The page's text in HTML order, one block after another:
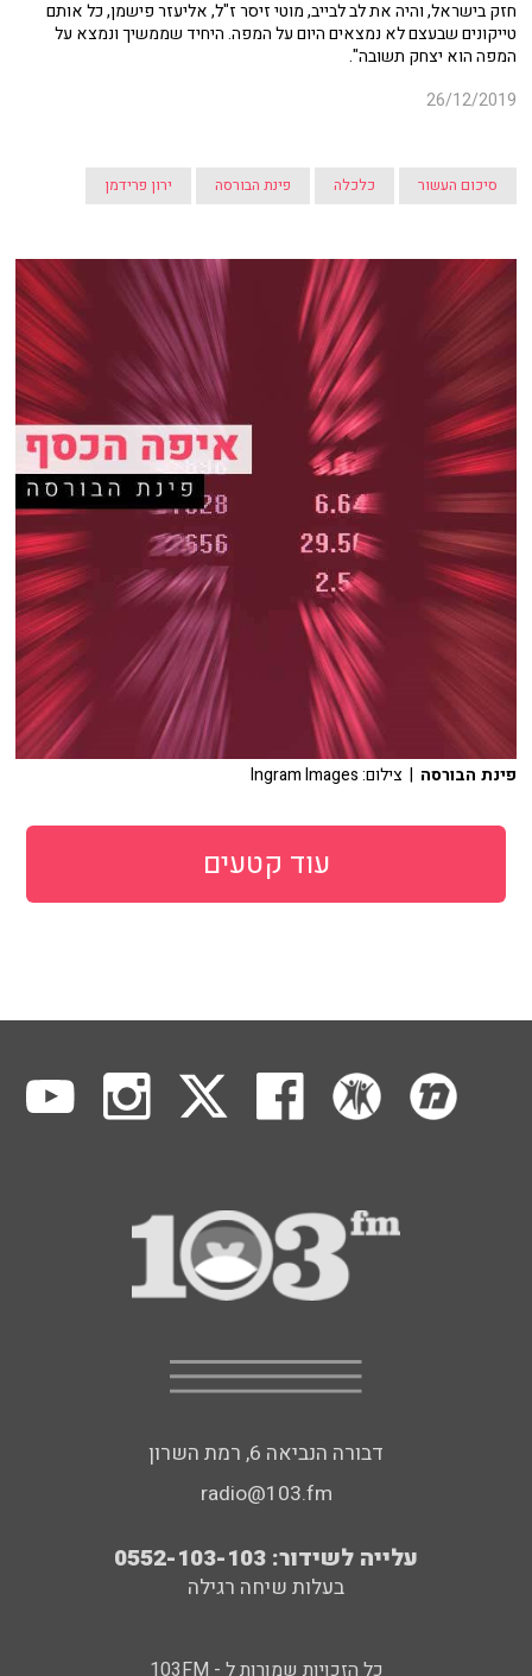
חזק בישראל, והיה את לב לבייב, מוטי זיסר ז"ל, אליעזר פישמן, כל אותם
טייקונים שבעצם לא נמצאים היום על המפה. היחיד שממשיך ונמצא על
המפה הוא יצחק תשובה".
26/12/2019
סיכום העשור כלכלה פינת הבורסה ירון פרידמן
פינת הבורסה | צילום: Ingram Images
עוד קטעים
דבורה הנביאה 6, רמת השרון
radio@103.fm
עלייה לשידור: 0552-103-103
בעלות שיחה רגילה
כל הזכויות שמורות ל - 103FM